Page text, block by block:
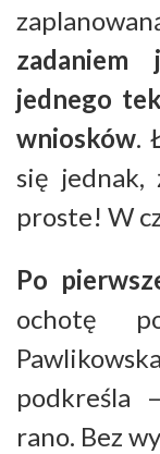
zadaniem
jednego
wniosków.
się
proste! W
Po
ochotę
podkreśla
rano. Bez